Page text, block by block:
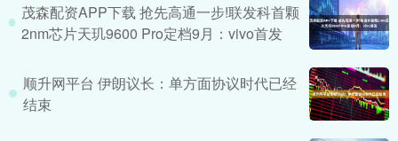
茂森配资APP下载 抢先高通一步!联发科首颗
2nm芯片天玑9600 Pro定档9月：vivo首发
顺升网平台 伊朗议长：单方面协议时代已经
结束